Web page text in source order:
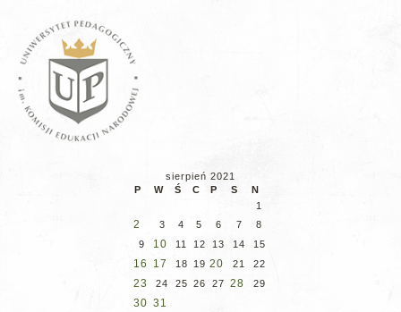
sierpień 2021
P
W Ś C P S
N
1
2 3 4 5 6 7
8
9
10 11 12 13 14 15
16 17 18 19 20 21 22
23 24 25 26 27 28 29
30 31